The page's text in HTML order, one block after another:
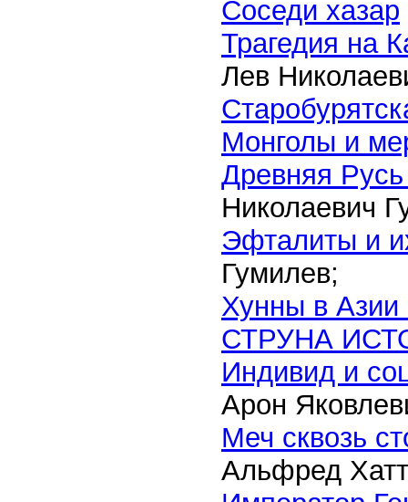
Соседи хазар
Трагедия на
Лев
Монголы и
Древняя Русь
Николаевич
Эфталиты и
Гумилев;
Хунны в Азии
СТРУНА
Индивид и
Арон
Меч сквозь
Альфред